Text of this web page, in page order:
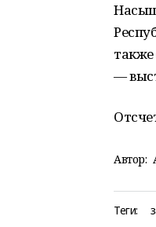
―
Автор:
Теги: